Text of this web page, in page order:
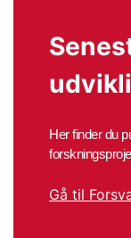
Her finder du
Gå til